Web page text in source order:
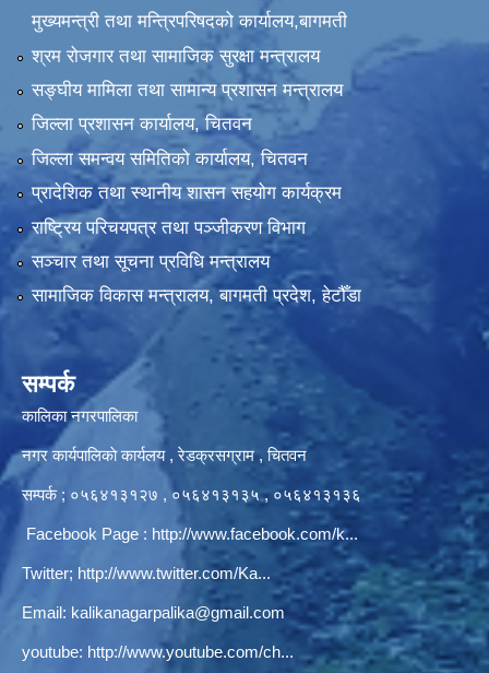
मुख्यमन्त्री तथा मन्त्रिपरिषदको कार्यालय,बागमती
श्रम रोजगार तथा सामाजिक सुरक्षा मन्त्रालय
सङ्‍घीय मामिला तथा सामान्य प्रशासन मन्त्रालय
जिल्ला प्रशासन कार्यालय, चितवन
जिल्ला समन्वय समितिको कार्यालय, चितवन
प्रादेशिक तथा स्थानीय शासन सहयोग कार्यक्रम
राष्ट्रिय परिचयपत्र तथा पञ्‍जीकरण विभाग
सञ्‍चार तथा सूचना प्रविधि मन्त्रालय
सामाजिक विकास मन्त्रालय, बागमती प्रदेश, हेटौँडा
सम्पर्क
कालिका नगरपालिका
नगर कार्यपालिकाे कार्यलय‍ , रेडक्रसग्राम , चितवन
सम्पर्क ; ०५६४१३१२७ , ०५६४१३१३५ , ०५६४१३१३६
Facebook Page : http://www.facebook.com/k...
Twitter; http://www.twitter.com/Ka...
Email: kalikanagarpalika@gmail.com
youtube: http://www.youtube.com/ch...